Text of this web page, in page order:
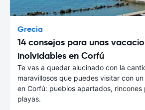
Grecia
14 consejos para unas
inolvidables en Corfú
Te vas a quedar alucinado con la
maravillosos que puedes visitar con
en Corfú: pueblos apartados, rincones
playas.